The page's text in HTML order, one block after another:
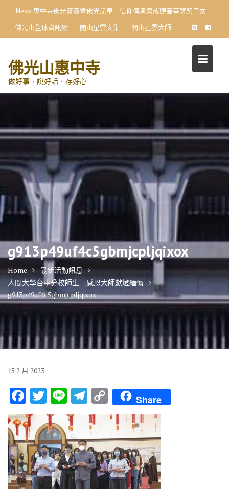
content
News 惠中寺佛光寶寶暨佛光兒童 信仰傳承喜成觀音菩薩契子女
佛光山全球資訊網
開山星雲文集 開山星雲大師
佛光山惠中寺
做好事．說好話．存好心
g913p49uf4c5gbmjcpljqixox
Home
最新活動訊息
人間大學台中分校師生 感恩大師獻燈緬懷
g913p49uf4c5gbmjcpljqixox
15 2 月 2023
F
ac
e
b
o
o
T
w
it
te
r
Li
n
e
T
el
e
gr
a
m
C
o
p
y
Li
n
Share